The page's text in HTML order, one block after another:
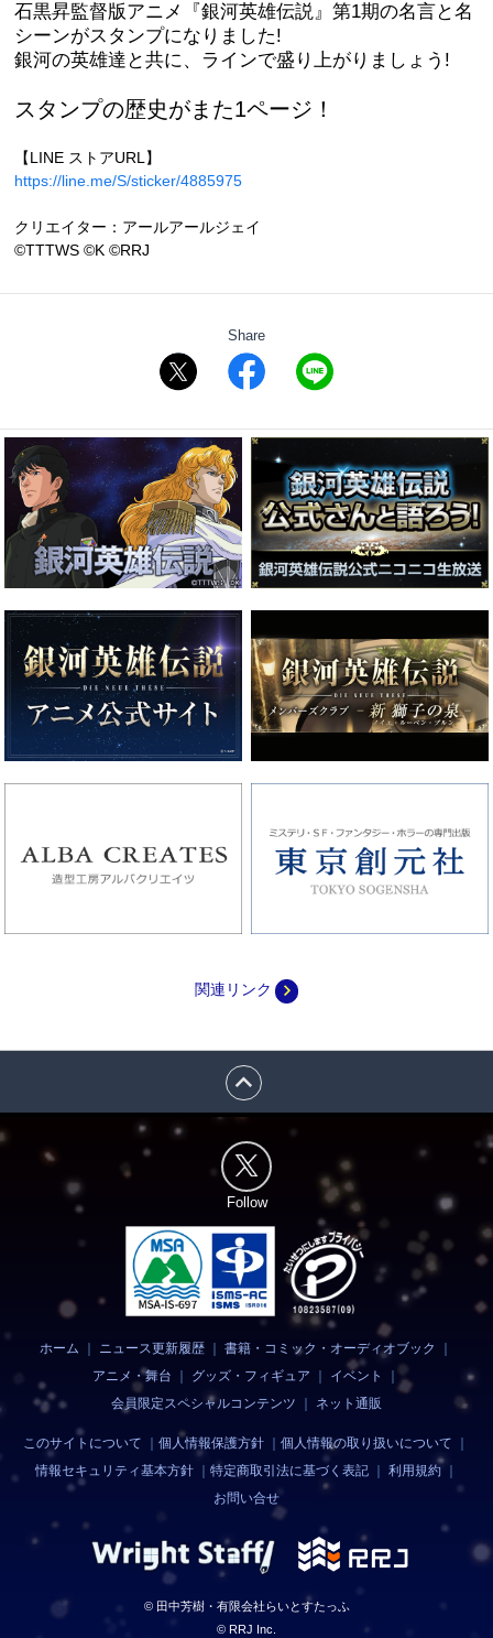
石黒昇監督版アニメ『銀河英雄伝説』第1期の名言と名
シーンがスタンプになりました!
銀河の英雄達と共に、ラインで盛り上がりましょう!
スタンプの歴史がまた1ページ！
【LINE ストアURL】
https://line.me/S/sticker/4885975
クリエイター：アールアールジェイ
©TTTWS ©K ©RRJ
Share
関連リンク navigate_next
expand_less
Follow
ホーム ｜ ニュース更新履歴 ｜書籍・コミック・オーディオブック
｜
アニメ・舞台
｜ グッズ・フィギュア ｜ イベント
｜
会員限定スペシャルコンテンツ ｜ ネット通販
このサイトについて ｜個人情報保護方針 ｜個人情報の取り扱いについて
情報セキュリティ基本方針｜ 特定商取引法に基づく表記｜ 利用規約｜
お問い合せ
© 田中芳樹・有限会社らいとすたっふ
© RRJ Inc.